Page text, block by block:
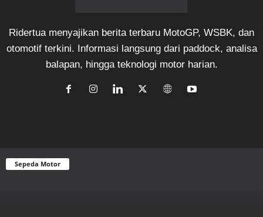
Ridertua menyajikan berita terbaru MotoGP, WSBK, dan
otomotif terkini. Informasi langsung dari paddock, analisa
balapan, hingga teknologi motor harian.
Sepeda Motor